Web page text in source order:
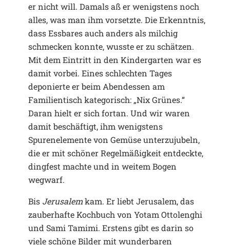
er nicht will. Damals aß er wenigstens noch
alles, was man ihm vorsetzte. Die Erkenntnis,
dass Essbares auch anders als milchig
schmecken konnte, wusste er zu schätzen.
Mit dem Eintritt in den Kindergarten war es
damit vorbei. Eines schlechten Tages
deponierte er beim Abendessen am
Familientisch kategorisch: „Nix Grünes.“
Daran hielt er sich fortan. Und wir waren
damit beschäftigt, ihm wenigstens
Spurenelemente von Gemüse unterzujubeln,
die er mit schöner Regelmäßigkeit entdeckte,
dingfest machte und in weitem Bogen
wegwarf.
Bis Jerusalemkam. Er liebt Jerusalem, das
zauberhafte Kochbuch von Yotam Ottolenghi
und Sami Tamimi. Erstens gibt es darin so
viele schöne Bilder mit wunderbaren